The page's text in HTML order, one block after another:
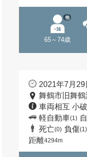
65～74歳
他
2021年7月
舞鶴市旧舞
車両相互 小
軽自動車(1)
死亡(0) 負傷(1)
距離4294m